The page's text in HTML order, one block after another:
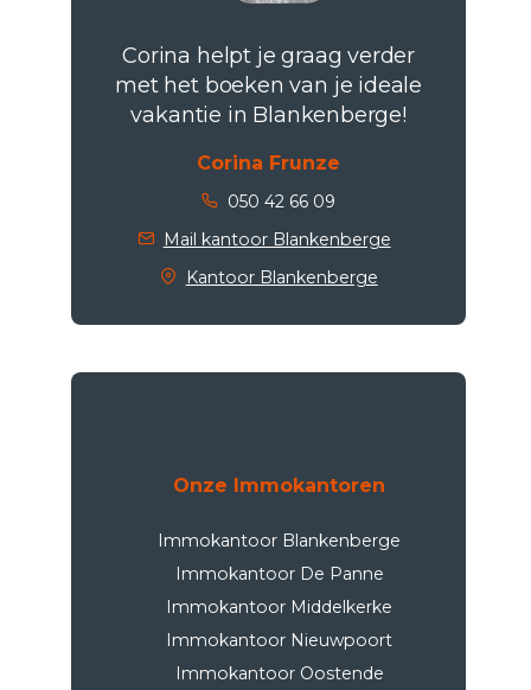
Corina helpt je graag verder
met het boeken van je ideale
vakantie in Blankenberge!
Corina Frunze
050 42 66 09
Mail kantoor Blankenberge
Kantoor Blankenberge
Onze Immokantoren
Immokantoor Blankenberge
Immokantoor De Panne
Immokantoor Middelkerke
Immokantoor Nieuwpoort
Immokantoor Oostende